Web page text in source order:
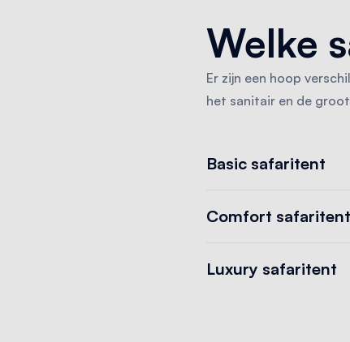
Welke
Er zijn een hoop
het sanitair en de
Basic safaritent
Comfort safaritent
Luxury safaritent